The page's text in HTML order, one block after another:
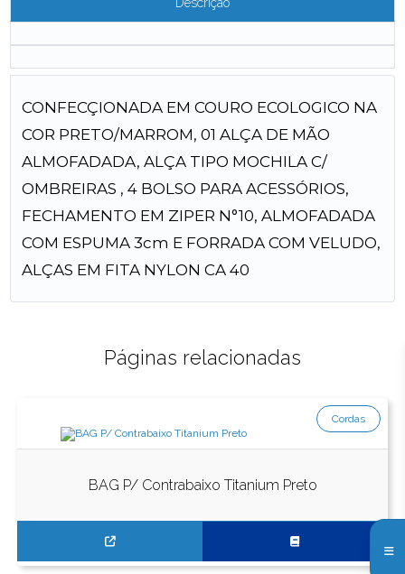
CONFECÇIONADA EM COURO ECOLOGICO NA
COR PRETO/MARROM, 01 ALÇA DE MÃO
ALMOFADADA, ALÇA TIPO MOCHILA C/
OMBREIRAS , 4 BOLSO PARA ACESSÓRIOS,
FECHAMENTO EM ZIPER N°10, ALMOFADADA
COM ESPUMA 3cm E FORRADA COM VELUDO,
ALÇAS EM FITA NYLON CA 40
Páginas relacionadas
BAG P/ Contrabaixo Titanium Preto
Cordas